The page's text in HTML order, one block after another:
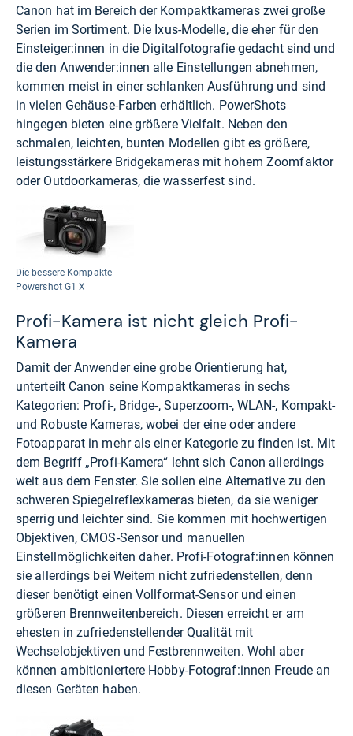
Canon hat im Bereich der Kompaktkameras zwei große
Serien im Sortiment. Die Ixus-Modelle, die eher für den
Einsteiger:innen in die Digitalfotografie gedacht sind und
die den Anwender:innen alle Einstellungen abnehmen,
kommen meist in einer schlanken Ausführung und sind
in vielen Gehäuse-Farben erhältlich. PowerShots
hingegen bieten eine größere Vielfalt. Neben den
schmalen, leichten, bunten Modellen gibt es größere,
leistungsstärkere Bridgekameras mit hohem Zoomfaktor
oder Outdoorkameras, die wasserfest sind.
Die bessere Kompakte
Powershot G1 X
Profi-Kamera ist nicht gleich Profi-
Kamera
Damit der Anwender eine grobe Orientierung hat,
unterteilt Canon seine Kompaktkameras in sechs
Kategorien: Profi-, Bridge-, Superzoom-, WLAN-, Kompakt-
und Robuste Kameras, wobei der eine oder andere
Fotoapparat in mehr als einer Kategorie zu finden ist. Mit
dem Begriff „Profi-Kamera“ lehnt sich Canon allerdings
weit aus dem Fenster. Sie sollen eine Alternative zu den
schweren Spiegelreflexkameras bieten, da sie weniger
sperrig und leichter sind. Sie kommen mit hochwertigen
Objektiven, CMOS-Sensor und manuellen
Einstellmöglichkeiten daher. Profi-Fotograf:innen können
sie allerdings bei Weitem nicht zufriedenstellen, denn
dieser benötigt einen Vollformat-Sensor und einen
größeren Brennweitenbereich. Diesen erreicht er am
ehesten in zufriedenstellender Qualität mit
Wechselobjektiven und Festbrennweiten. Wohl aber
können ambitioniertere Hobby-Fotograf:innen Freude an
diesen Geräten haben.